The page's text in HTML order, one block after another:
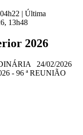
| Última
13h48
2026
24/02/2026
- 96 ª REUNIÃO